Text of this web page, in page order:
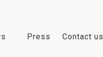
Press Contact us